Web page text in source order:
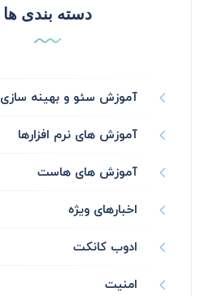
دسته بندی ها
آموزش سئو و بهینه سازی
آموزش های نرم افزارها
آموزش های هاست
اخبارهای ویژه
ادوب کانکت
امنیت